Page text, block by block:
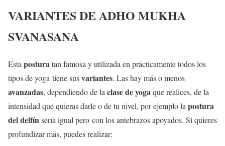
VARIANTES DE ADHO MUKHA
SVANASANA
Esta posturatan famosa y utilizada en prácticamente todos los
tipos de yoga tiene susvariantes. Las hay más o menos
avanzadas, dependiendo de la clase de yogaque realices, de la
intensidad que quieras darle o de tu nivel, por ejemplo la postura
del delfínsería igual pero con los antebrazos apoyados. Si quieres
profundizar más, puedes realizar: